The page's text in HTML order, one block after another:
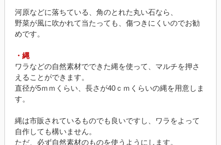
河原などに落ちている、角のとれた丸い石なら、
野菜が風に吹かれて当たっても、傷つきにくいのでお勧
めです。
・縄
ワラなどの自然素材でできた縄を使って、マルチを押さ
えることができます。
直径が5ｍｍくらい、長さが40ｃｍくらいの縄を用意しま
す。
縄は市販されているものでも良いですし、ワラをよって
自作しても構いません。
ただ、必ず自然素材のものを使うようにします。